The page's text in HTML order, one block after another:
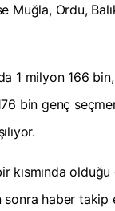
Muğla, Ordu,
1 milyon 166
bin genç
kısmında
sonra haber